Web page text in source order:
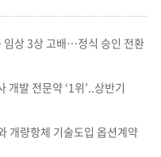
임상 3상 고배…정식 승인 전환
개발 전문약 ‘1위’..상반기
개량항체 기술도입 옵션계약